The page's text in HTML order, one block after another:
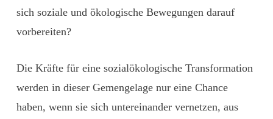
sich soziale und ökologische Bewegungen darauf
vorbereiten?
Die Kräfte für eine sozialökologische Transformation
werden in dieser Gemengelage nur eine Chance
haben, wenn sie sich untereinander vernetzen, aus